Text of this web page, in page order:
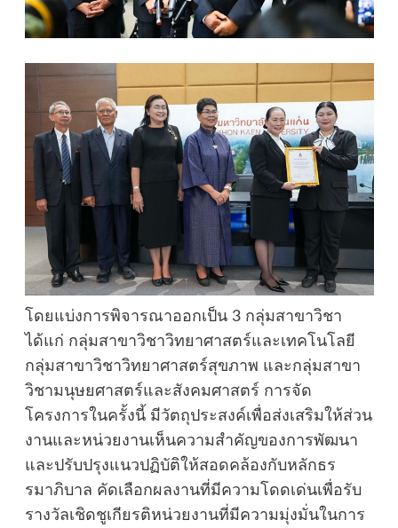
โดยแบ่งการพิจารณาออกเป็น 3 กลุ่มสาขาวิชา
ได้แก่ กลุ่มสาขาวิชาวิทยาศาสตร์และเทคโนโลยี
กลุ่มสาขาวิชาวิทยาศาสตร์สุขภาพ และกลุ่มสาขา
วิชามนุษยศาสตร์และสังคมศาสตร์ การจัด
โครงการในครั้งนี้ มีวัตถุประสงค์เพื่อส่งเสริมให้ส่วน
งานและหน่วยงานเห็นความสำคัญของการพัฒนา
และปรับปรุงแนวปฏิบัติให้สอดคล้องกับหลักธร
รมาภิบาล คัดเลือกผลงานที่มีความโดดเด่นเพื่อรับ
รางวัลเชิดชูเกียรติหน่วยงานที่มีความมุ่งมั่นในการ